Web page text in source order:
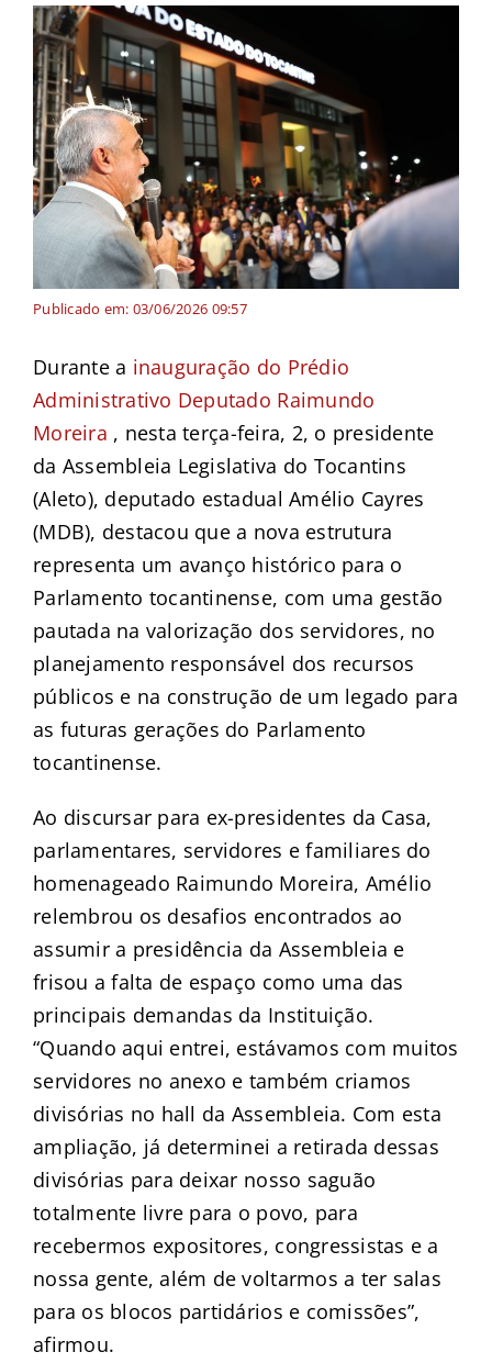
Publicado em: 03/06/2026 09:57
Durante a inauguração do Prédio
Administrativo Deputado Raimundo
Moreira , nesta terça-feira, 2, o presidente
da Assembleia Legislativa do Tocantins
(Aleto), deputado estadual Amélio Cayres
(MDB), destacou que a nova estrutura
representa um avanço histórico para o
Parlamento tocantinense, com uma gestão
pautada na valorização dos servidores, no
planejamento responsável dos recursos
públicos e na construção de um legado para
as futuras gerações do Parlamento
tocantinense.
Ao discursar para ex-presidentes da Casa,
parlamentares, servidores e familiares do
homenageado Raimundo Moreira, Amélio
relembrou os desafios encontrados ao
assumir a presidência da Assembleia e
frisou a falta de espaço como uma das
principais demandas da Instituição.
“Quando aqui entrei, estávamos com muitos
servidores no anexo e também criamos
divisórias no hall da Assembleia. Com esta
ampliação, já determinei a retirada dessas
divisórias para deixar nosso saguão
totalmente livre para o povo, para
recebermos expositores, congressistas e a
nossa gente, além de voltarmos a ter salas
para os blocos partidários e comissões”,
afirmou.